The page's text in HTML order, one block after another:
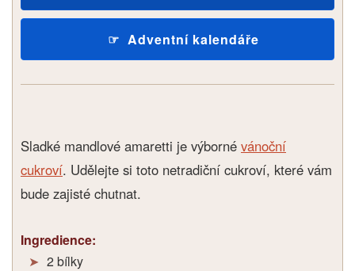
Adventní kalendáře
Sladké mandlové amaretti je výborné vánoční
cukroví. Udělejte si toto netradiční cukroví, které vám
bude zajisté chutnat.
Ingredience:
2 bílky